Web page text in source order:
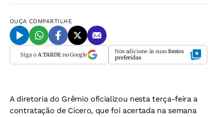
OUÇA COMPARTILHE
Siga o A TARDEno Google Nos adicione às suas fontes
preferidas
A diretoria do Grêmio oficializou nesta terça-feira a
contratação de Cícero, que foi acertada na semana